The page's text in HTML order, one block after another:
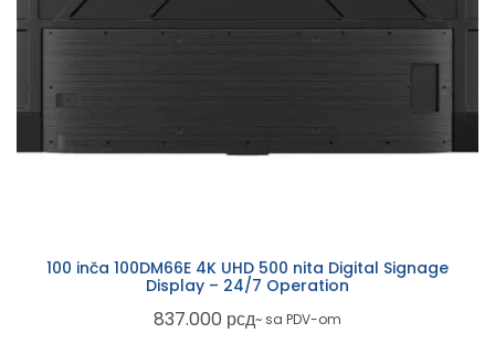
100 inča 100DM66E 4K UHD 500 nita Digital Signage
Display – 24/7 Operation
837.000 рсд~ sa PDV-om